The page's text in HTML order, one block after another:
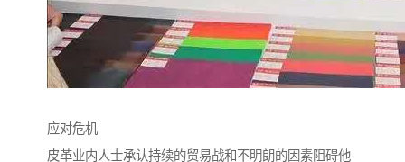
应对危机
皮革业内人士承认持续的贸易战和不明朗的因素阻碍他